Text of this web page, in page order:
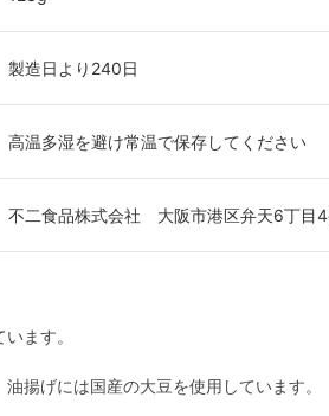
製造日より240日
高温多湿を避け常温で保存してください
不二食品株式会社 大阪市港区弁天6丁目
ます。
揚げには国産の大豆を使用しています。